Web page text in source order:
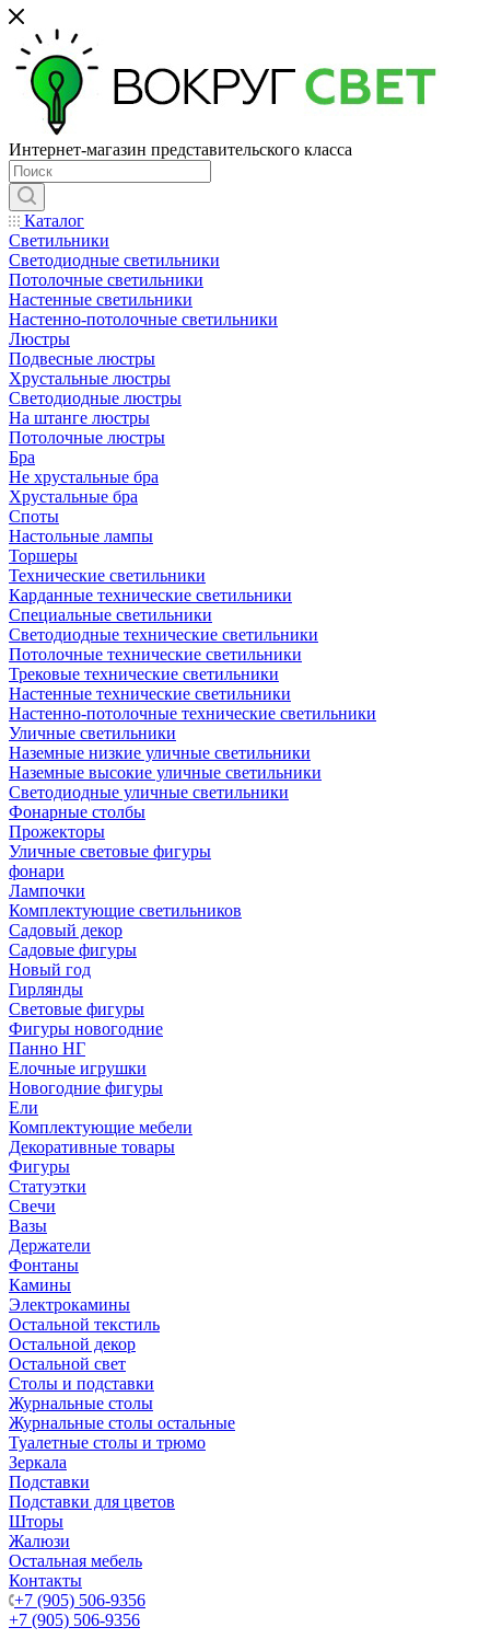
Интернет-магазин представительского класса
Каталог
Светильники
Светодиодные светильники
Потолочные светильники
Настенные светильники
Настенно-потолочные светильники
Люстры
Подвесные люстры
Хрустальные люстры
Светодиодные люстры
На штанге люстры
Потолочные люстры
Бра
Не хрустальные бра
Хрустальные бра
Споты
Настольные лампы
Торшеры
Технические светильники
Карданные технические светильники
Специальные светильники
Светодиодные технические светильники
Потолочные технические светильники
Трековые технические светильники
Настенные технические светильники
Настенно-потолочные технические светильники
Уличные светильники
Наземные низкие уличные светильники
Наземные высокие уличные светильники
Светодиодные уличные светильники
Фонарные столбы
Прожекторы
Уличные световые фигуры
фонари
Лампочки
Комплектующие светильников
Садовый декор
Садовые фигуры
Новый год
Гирлянды
Световые фигуры
Фигуры новогодние
Панно НГ
Елочные игрушки
Новогодние фигуры
Ели
Комплектующие мебели
Декоративные товары
Фигуры
Статуэтки
Свечи
Вазы
Держатели
Фонтаны
Камины
Электрокамины
Остальной текстиль
Остальной декор
Остальной свет
Столы и подставки
Журнальные столы
Журнальные столы остальные
Туалетные столы и трюмо
Зеркала
Подставки
Подставки для цветов
Шторы
Жалюзи
Остальная мебель
Контакты
+7 (905) 506-9356
+7 (905) 506-9356